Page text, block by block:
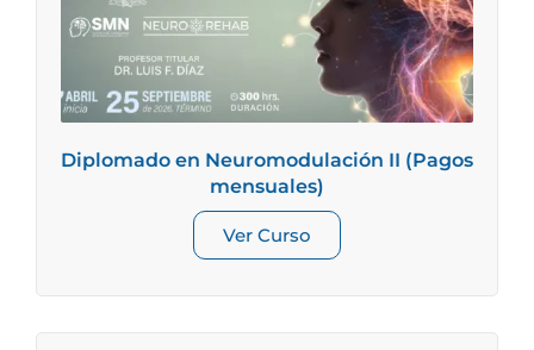
Diplomado en Neuromodulación II (Pagos
mensuales)
Ver Curso